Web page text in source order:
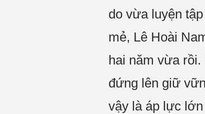
do vừa luyện
mẻ, Lê Hoài
hai năm vừa
đứng lên giữ
vậy là áp lực